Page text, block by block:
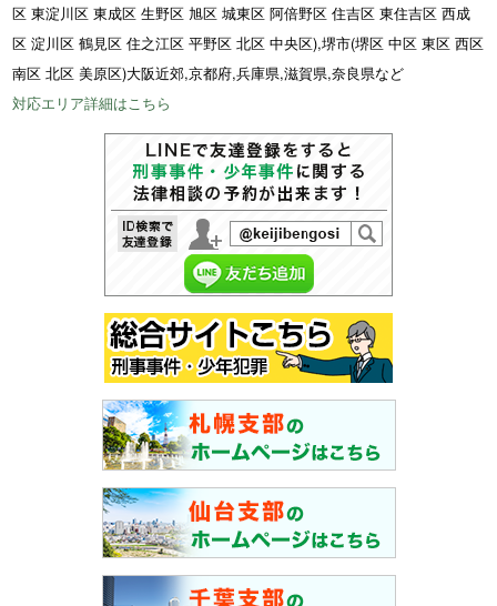
区 東淀川区 東成区 生野区 旭区 城東区 阿倍野区 住吉区 東住吉区 西成
区 淀川区 鶴見区 住之江区 平野区 北区 中央区),堺市(堺区 中区 東区 西区
南区 北区 美原区)大阪近郊,京都府,兵庫県,滋賀県,奈良県など
対応エリア詳細はこちら